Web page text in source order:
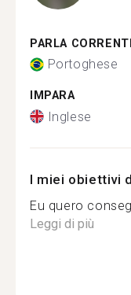
PARLA
Portoghese
IMPARA
Inglese
I miei obiettivi
Eu quero
Leggi di più